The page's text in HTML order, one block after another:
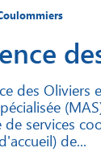
des Oliviers
services
de...